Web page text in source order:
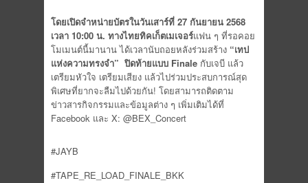
โดยเปิดจำหน่ายบัตรในวันเสาร์ที่ 27 กันยายน 2568
เวลา 10:00 น. ทางไทยทิคเก็ตเมเจอร์แฟน ๆ ที่รอคอย
โมเมนต์นี้มานาน ได้เวลานับถอยหลังร่วมสร้าง “เทป
แห่งความทรงจำ” ปิดท้ายแบบ Finale กับเจบี แล้ว
เตรียมหัวใจ เตรียมเสียง แล้วไปร่วมประสบการณ์สุด
พิเศษที่ยากจะลืมไปด้วยกัน! โดยสามารถติดตาม
ข่าวสารกิจกรรมและข้อมูลต่าง ๆ เพิ่มเติมได้ที่
Facebook และ X: @BEX_Concert
#JAYB
#TAPE_RE_LOAD_FINALE_BKK